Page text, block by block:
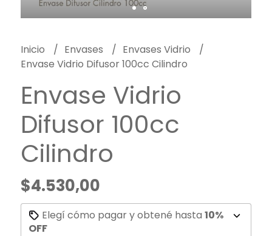
Inicio Envases
Envases Vidrio
Envase Vidrio Difusor 100cc Cilindro
Envase Vidrio
Difusor 100cc
Cilindro
$4.530,00
Elegí cómo pagar y obtené hasta 10%
OFF